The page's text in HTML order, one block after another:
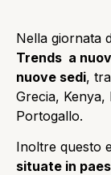
Nella giornata
Trends a
nuove sedi,
Grecia,
Portogallo.
Inoltre questo
situate in